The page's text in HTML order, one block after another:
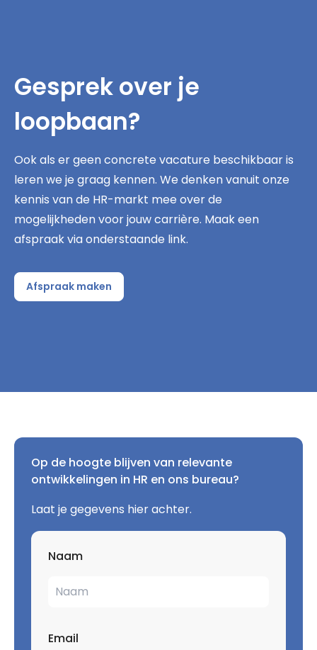
Gesprek over je
loopbaan?
Ook als er geen concrete vacature beschikbaar is
leren we je graag kennen. We denken vanuit onze
kennis van de HR-markt mee over de
mogelijkheden voor jouw carrière. Maak een
afspraak via onderstaande link.
Afspraak maken
Op de hoogte blijven van relevante
ontwikkelingen in HR en ons bureau?
Laat je gegevens hier achter.
Naam
Email